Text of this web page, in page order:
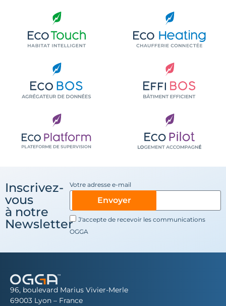
Inscrivez-
vous
à notre
Newsletter
Votre adresse e-mail
J'accepte de recevoir les communications
OGGA
Envoyer
96, boulevard Marius Vivier-Merle
69003 Lyon – France